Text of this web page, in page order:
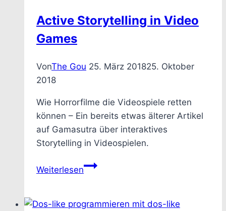
Game
2)
Active Storytelling in Video
Games
VonThe Gou 25. März 201825. Oktober
2018
Wie Horrorfilme die Videospiele retten
können – Ein bereits etwas älterer Artikel
auf Gamasutra über interaktives
Storytelling in Videospielen.
WeiterlesenActive
Video